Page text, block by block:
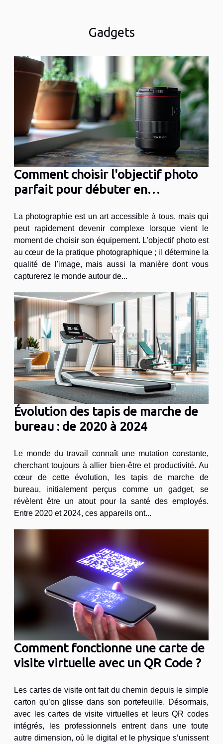
Gadgets
Comment choisir l'objectif photo
parfait pour débuter en
La photographie est un art accessible à tous, mais qui
peut rapidement devenir complexe lorsque vient le
moment de choisir son équipement. L'objectif photo est
au cœur de la pratique photographique ; il détermine la
qualité de l'image, mais aussi la manière dont vous
capturerez le monde autour de...
Évolution des tapis de marche de
bureau : de 2020 à 2024
Le monde du travail connaît une mutation constante,
cherchant toujours à allier bien-être et productivité. Au
cœur de cette évolution, les tapis de marche de
bureau, initialement perçus comme un gadget, se
révèlent être un atout pour la santé des employés.
Entre 2020 et 2024, ces appareils ont...
Comment fonctionne une carte de
visite virtuelle avec un QR Code ?
Les cartes de visite ont fait du chemin depuis le simple
carton qu’on glisse dans son portefeuille. Désormais,
avec les cartes de visite virtuelles et leurs QR codes
intégrés, les professionnels entrent dans une toute
autre dimension, où le digital et le physique s’unissent